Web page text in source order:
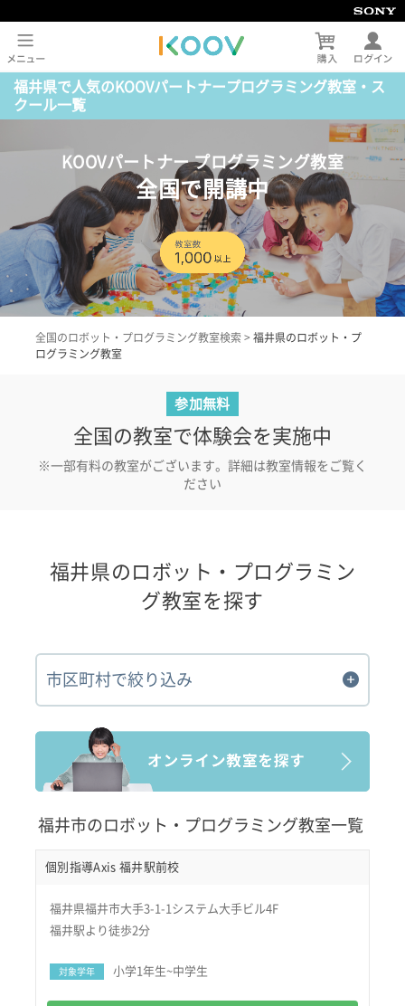
福井県で人気のKOOVパートナープログラミング教室・ス
クール一覧
KOOVパートナー プログラミング教室
全国で開講中
全国のロボット・プログラミング教室検索 > 福井県のロボット・プ
ログラミング教室
参加無料
全国の教室で体験会を実施中
※一部有料の教室がございます。詳細は教室情報をご覧く
ださい
福井県のロボット・プログラミン
グ教室を探す
市区町村で絞り込み
福井市のロボット・プログラミング教室一覧
個別指導Axis 福井駅前校
福井県福井市大手3-1-1システム大手ビル4F
福井駅より徒歩2分
対象学年 小学1年生~中学生